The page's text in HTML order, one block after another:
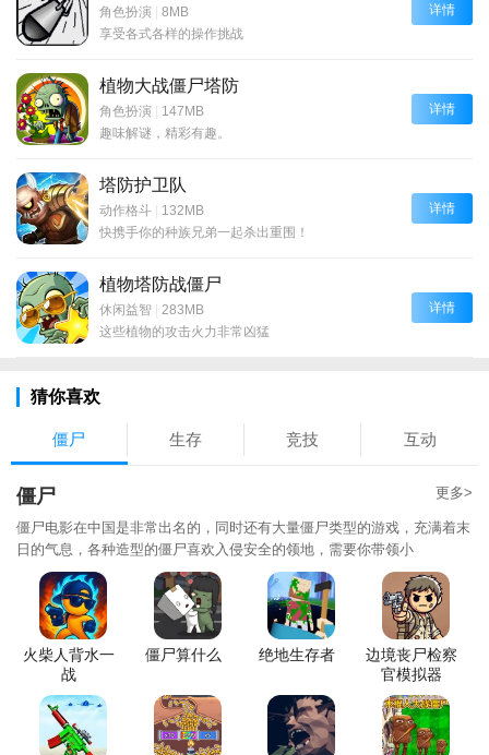
角色扮演 | 8MB
享受各式各样的操作挑战
详情
植物大战僵尸塔防
角色扮演 | 147MB
趣味解谜，精彩有趣。
详情
塔防护卫队
动作格斗 | 132MB
快携手你的种族兄弟一起杀出重围！
详情
植物塔防战僵尸
休闲益智 | 283MB
这些植物的攻击火力非常凶猛
详情
猜你喜欢
僵尸 生存 竞技 互动
僵尸 更多>
僵尸电影在中国是非常出名的，同时还有大量僵尸类型的游戏，充满着末
日的气息，各种造型的僵尸喜欢入侵安全的领地，需要你带领小
火柴人背水一
战
僵尸算什么 绝地生存者
边境丧尸检察
官模拟器